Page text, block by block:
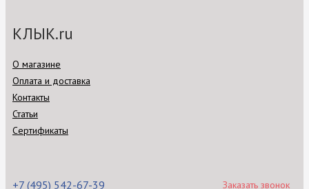
КЛЫК.ru
О магазине
Оплата и доставка
Контакты
Статьи
Сертификаты
+7 (495) 542-67-39 Заказать звонок